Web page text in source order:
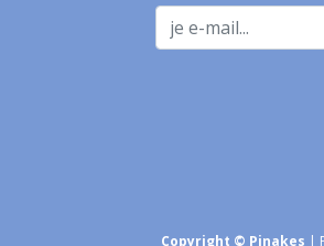
Copyright © Pinakes |